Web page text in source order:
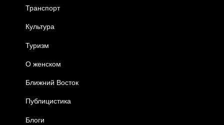
Транспорт
Культура
Туризм
О женском
Ближний Восток
Публицистика
Блоги